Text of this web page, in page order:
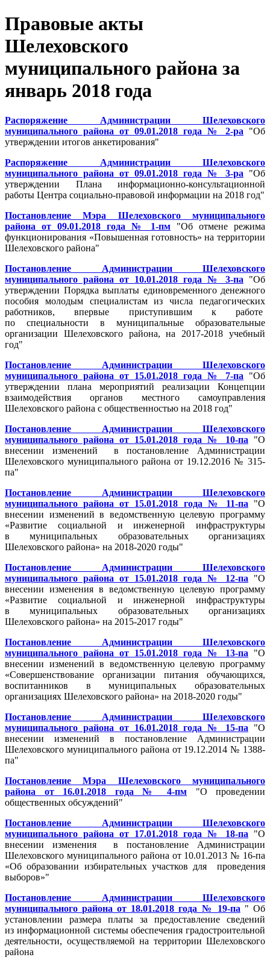
Правовые акты
Шелеховского
муниципального района за
январь 2018 года
Распоряжение Администрации Шелеховского
муниципального района от 09.01.2018 года № 2-ра "Об
утверждении итогов анкетирования"
Распоряжение Администрации Шелеховского
муниципального района от 09.01.2018 года № 3-ра "Об
утверждении Плана информационно-консультационной
работы Центра социально-правовой информации на 2018 год"
Постановление Мэра Шелеховского муниципального
района от 09.01.2018 года № 1-пм "Об отмене режима
функционирования «Повышенная готовность» на территории
Шелеховского района"
Постановление Администрации Шелеховского
муниципального района от 10.01.2018 года № 3-па "Об
утверждении Порядка выплаты единовременного денежного
пособия молодым специалистам из числа педагогических
работников, впервые приступившим к работе
по специальности в муниципальные образовательные
организации Шелеховского района, на 2017-2018 учебный
год"
Постановление Администрации Шелеховского
муниципального района от 15.01.2018 года № 7-па "Об
утверждении плана мероприятий реализации Концепции
взаимодействия органов местного самоуправления
Шелеховского района с общественностью на 2018 год"
Постановление Администрации Шелеховского
муниципального района от 15.01.2018 года № 10-па "О
внесении изменений в постановление Администрации
Шелеховского муниципального района от 19.12.2016 № 315-
па"
Постановление Администрации Шелеховского
муниципального района от 15.01.2018 года № 11-па "О
внесении изменений в ведомственную целевую программу
«Развитие социальной и инженерной инфраструктуры
в муниципальных образовательных организациях
Шелеховского района» на 2018-2020 годы"
Постановление Администрации Шелеховского
муниципального района от 15.01.2018 года № 12-па "О
внесении изменения в ведомственную целевую программу
«Развитие социальной и инженерной инфраструктуры
в муниципальных образовательных организациях
Шелеховского района» на 2015-2017 годы"
Постановление Администрации Шелеховского
муниципального района от 15.01.2018 года № 13-па "О
внесении изменений в ведомственную целевую программу
«Совершенствование организации питания обучающихся,
воспитанников в муниципальных образовательных
организациях Шелеховского района» на 2018-2020 годы"
Постановление Администрации Шелеховского
муниципального района от 16.01.2018 года № 15-па "О
внесении изменений в постановление Администрации
Шелеховского муниципального района от 19.12.2014 № 1388-
па"
Постановление Мэра Шелеховского муниципального
района от 16.01.2018 года № 4-пм "О проведении
общественных обсуждений"
Постановление Администрации Шелеховского
муниципального района от 17.01.2018 года № 18-па "О
внесении изменения в постановление Администрации
Шелеховского муниципального района от 10.01.2013 № 16-па
«Об образовании избирательных участков для проведения
выборов»"
Постановление Администрации Шелеховского
муниципального района от 18.01.2018 года № 19-па " Об
установлении размера платы за предоставление сведений
из информационной системы обеспечения градостроительной
деятельности, осуществляемой на территории Шелеховского
района